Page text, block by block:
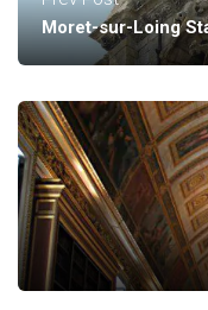
Moret-sur-Loing